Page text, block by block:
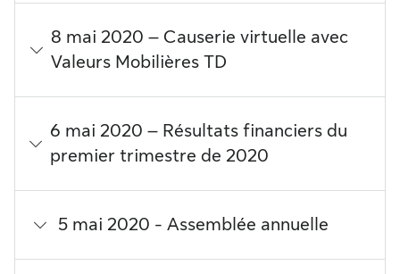
8 mai 2020 – Causerie virtuelle avec
Valeurs Mobilières TD
6 mai 2020 – Résultats financiers du
premier trimestre de 2020
5 mai 2020 - Assemblée annuelle